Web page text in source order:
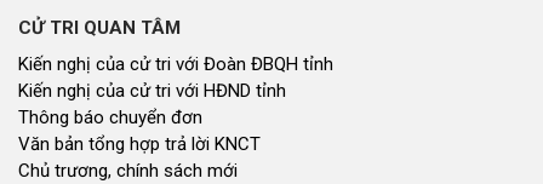
CỬ TRI QUAN TÂM
Kiến nghị của cử tri với Đoàn ĐBQH tỉnh
Kiến nghị của cử tri với HĐND tỉnh
Thông báo chuyển đơn
Văn bản tổng hợp trả lời KNCT
Chủ trương, chính sách mới